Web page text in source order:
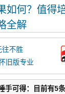
如何？值得
全解
往不胜
旧版专业
手可得：目前有5